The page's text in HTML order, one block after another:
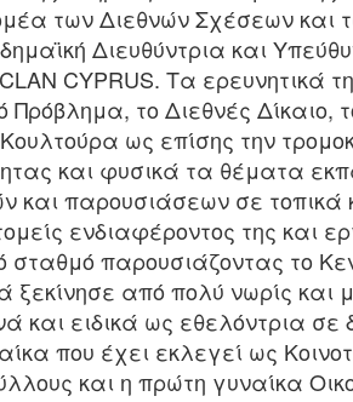
των Διεθνών Σχέσεων και
Διευθύντρια και
CYPRUS. Τα ερευνητικά
το Διεθνές Δίκαιο,
ως επίσης την
και φυσικά τα θέματα
και παρουσιάσεων σε τοπικά
ενδιαφέροντος της και
σταθμό παρουσιάζοντας το
ξεκίνησε από πολύ νωρίς και
και ειδικά ως εθελόντρια
που έχει εκλεγεί ως
και η πρώτη γυναίκα